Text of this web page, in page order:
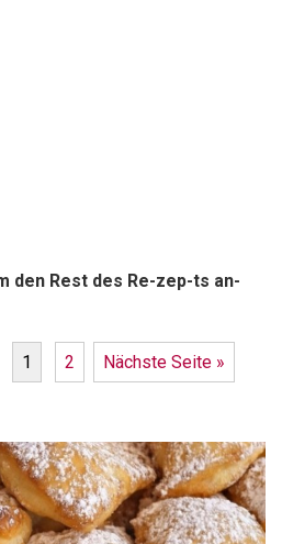
den Rest des Re-zep-ts an-
1 2 Nächste Seite »